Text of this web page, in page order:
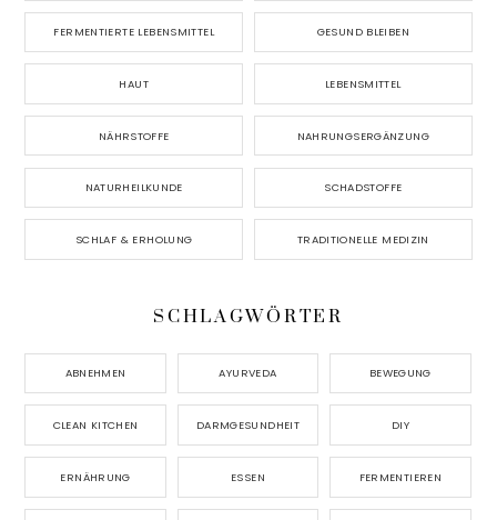
FERMENTIERTE LEBENSMITTEL GESUND BLEIBEN
HAUT LEBENSMITTEL
NÄHRSTOFFE NAHRUNGSERGÄNZUNG
NATURHEILKUNDE SCHADSTOFFE
SCHLAF & ERHOLUNG TRADITIONELLE MEDIZIN
SCHLAGWÖRTER
ABNEHMEN AYURVEDA BEWEGUNG
CLEAN KITCHEN DARMGESUNDHEIT DIY
ERNÄHRUNG ESSEN FERMENTIEREN